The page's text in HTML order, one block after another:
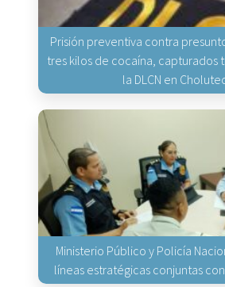
Prisión preventiva contra
tres kilos de cocaína, capturados
la DLCN en
Ministerio Público y Policía
líneas estratégicas conjuntas